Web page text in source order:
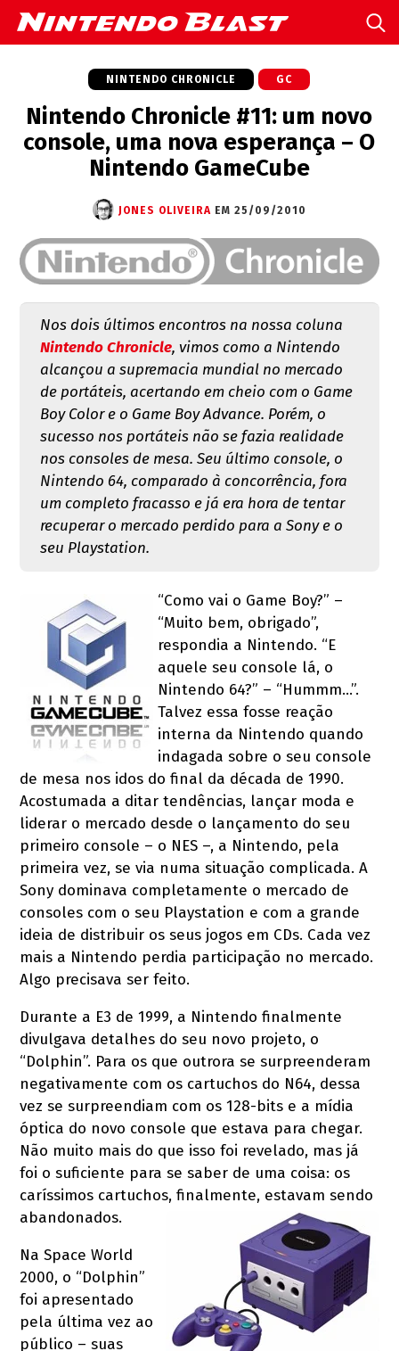
NINTENDO CHRONICLE GC
Nintendo Chronicle #11: um novo
console, uma nova esperança – O
Nintendo GameCube
JONES OLIVEIRA EM 25/09/2010
Nos dois últimos encontros na nossa coluna
Nintendo Chronicle, vimos como a Nintendo
alcançou a supremacia mundial no mercado
de portáteis, acertando em cheio com o Game
Boy Color e o Game Boy Advance. Porém, o
sucesso nos portáteis não se fazia realidade
nos consoles de mesa. Seu último console, o
Nintendo 64, comparado à concorrência, fora
um completo fracasso e já era hora de tentar
recuperar o mercado perdido para a Sony e o
seu Playstation.
“Como vai o Game Boy?” –
“Muito bem, obrigado”,
respondia a Nintendo. “E
aquele seu console lá, o
Nintendo 64?” – “Hummm…”.
Talvez essa fosse reação
interna da Nintendo quando
indagada sobre o seu console
de mesa nos idos do final da década de 1990.
Acostumada a ditar tendências, lançar moda e
liderar o mercado desde o lançamento do seu
primeiro console – o NES –, a Nintendo, pela
primeira vez, se via numa situação complicada. A
Sony dominava completamente o mercado de
consoles com o seu Playstation e com a grande
ideia de distribuir os seus jogos em CDs. Cada vez
mais a Nintendo perdia participação no mercado.
Algo precisava ser feito.
Durante a E3 de 1999, a Nintendo finalmente
divulgava detalhes do seu novo projeto, o
“Dolphin”. Para os que outrora se surpreenderam
negativamente com os cartuchos do N64, dessa
vez se surpreendiam com os 128-bits e a mídia
óptica do novo console que estava para chegar.
Não muito mais do que isso foi revelado, mas já
foi o suficiente para se saber de uma coisa: os
caríssimos cartuchos, finalmente, estavam sendo
abandonados.
Na Space World
2000, o “Dolphin”
foi apresentado
pela última vez ao
público – suas